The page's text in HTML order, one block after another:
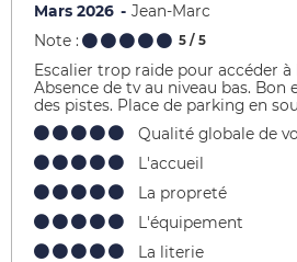
Mars 2026
Jean-Marc
Note :
5 / 5
Escalier trop raide pour accéder
Absence de tv au niveau bas.
des pistes. Place de parking en
Qualité globale de
L'accueil
La propreté
L'équipement
La literie